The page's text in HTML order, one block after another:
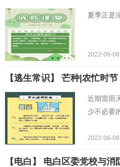
夏季正是
2022-06-
【逃生常识】 芒种|农忙时
近期雷雨
少不必要
2022-06-
【电白】 电白区委党校与